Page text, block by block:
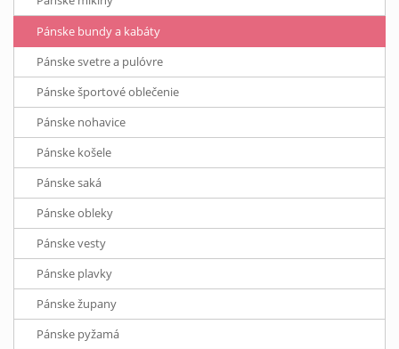
Pánske bundy a kabáty
Pánske svetre a pulóvre
Pánske športové oblečenie
Pánske nohavice
Pánske košele
Pánske saká
Pánske obleky
Pánske vesty
Pánske plavky
Pánske župany
Pánske pyžamá